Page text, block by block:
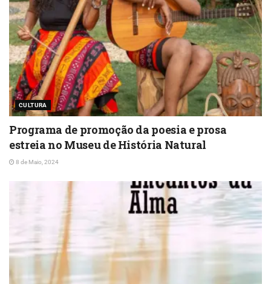
CULTURA
Programa de promoção da poesia e prosa
estreia no Museu de História Natural
8 de Maio, 2024